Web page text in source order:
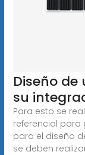
Diseño
su
Para esto se
referencial
para el diseño
se deben